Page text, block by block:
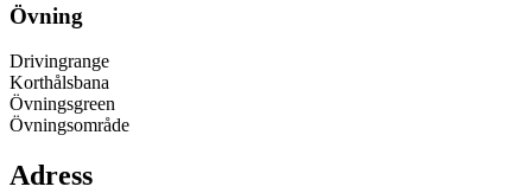
Övning
Drivingrange
Korthålsbana
Övningsgreen
Övningsområde
Adress